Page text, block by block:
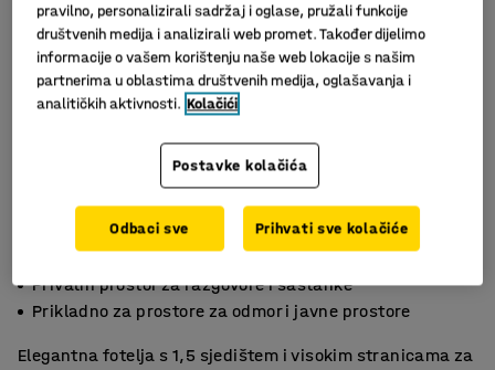
Smanjuje buku za mirno okruženje
Privatni prostor za razgovore i sastanke
Prikladno za prostore za odmor i javne prostore
Elegantna fotelja s 1,5 sjedištem i visokim stranicama za
pravilno, personalizirali sadržaj i oglase, pružali funkcije
društvenih medija i analizirali web promet. Također dijelimo
informacije o vašem korištenju naše web lokacije s našim
partnerima u oblastima društvenih medija, oglašavanja i
analitičkih aktivnosti. Kolačići
Postavke kolačića
Odbaci sve Prihvati sve kolačiće